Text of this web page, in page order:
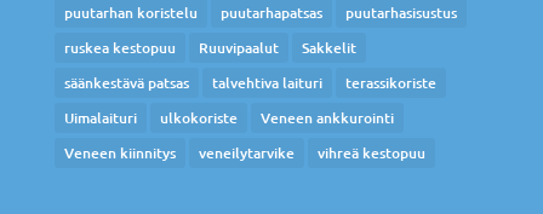
puutarhan koristelu
puutarhapatsas
puutarhasisustus
ruskea kestopuu
Ruuvipaalut
Sakkelit
säänkestävä patsas
talvehtiva laituri
terassikoriste
Uimalaituri
ulkokoriste
Veneen ankkurointi
Veneen kiinnitys
veneilytarvike vihreä kestopuu